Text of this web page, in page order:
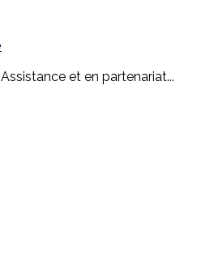
et en partenariat...